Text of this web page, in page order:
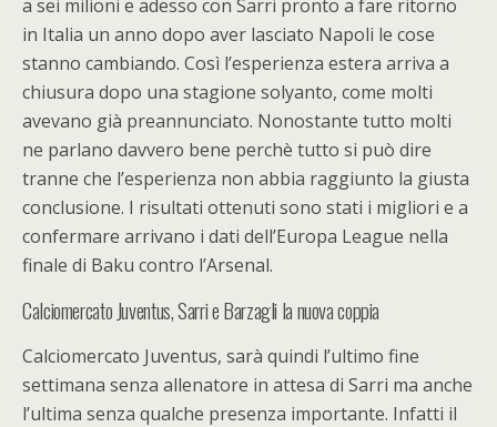
a sei milioni e adesso con Sarri pronto a fare ritorno
in Italia un anno dopo aver lasciato Napoli le cose
stanno cambiando. Così l’esperienza estera arriva a
chiusura dopo una stagione solyanto, come molti
avevano già preannunciato. Nonostante tutto molti
ne parlano davvero bene perchè tutto si può dire
tranne che l’esperienza non abbia raggiunto la giusta
conclusione. I risultati ottenuti sono stati i migliori e a
confermare arrivano i dati dell’Europa League nella
finale di Baku contro l’Arsenal.
Calciomercato Juventus, Sarri e Barzagli la nuova coppia
Calciomercato Juventus, sarà quindi l’ultimo fine
settimana senza allenatore in attesa di Sarri ma anche
l’ultima senza qualche presenza importante. Infatti il